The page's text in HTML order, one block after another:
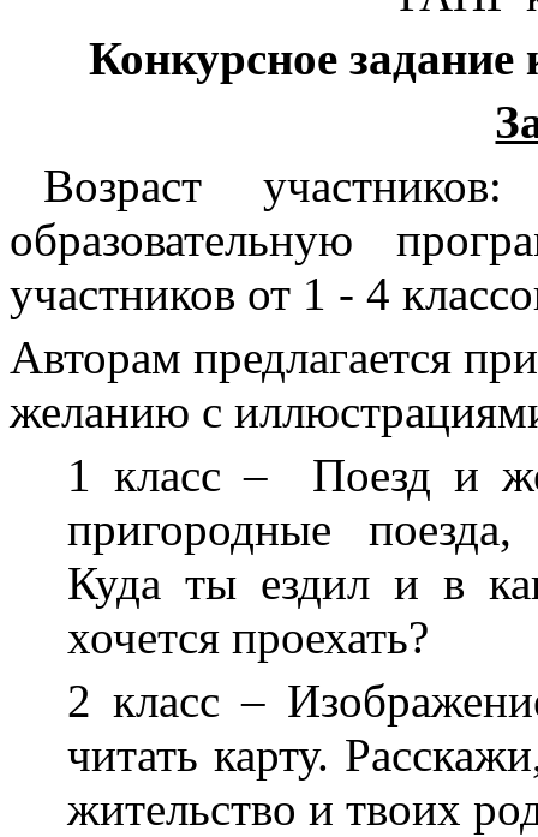
Конкурсное
Возраст
образовательную
участников от 1 - 4
Авторам предлагается
желанию с
1 класс –
Поезд и
пригородные поезда,
Куда ты ездил и в
хочется проехать?
2 класс –
читать карту.
жительство и твоих